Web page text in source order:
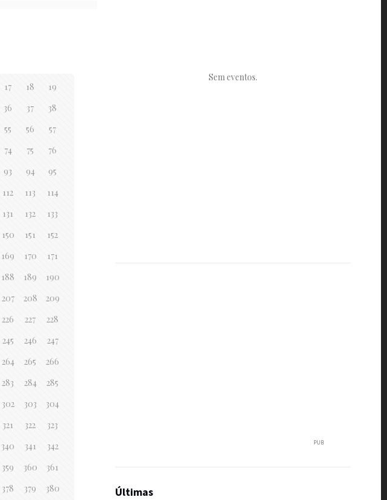
17 18
19
36 37
38
55 56
57
74 75
76
93 94
95
112 113
114
131 132
133
150 151
152
169 170
171
188 189
190
207 208
209
226 227
228
245 246
247
264 265
266
283 284
285
302 303
304
321 322
323
340 341
342
359 360
361
378 379
380
Sem eventos.
PUB
Últimas